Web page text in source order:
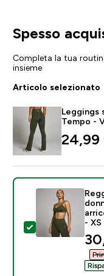
Spesso
Completa la tua
insieme
Articolo selezionato
Leggings
Tempo -
Seleziona
- XS